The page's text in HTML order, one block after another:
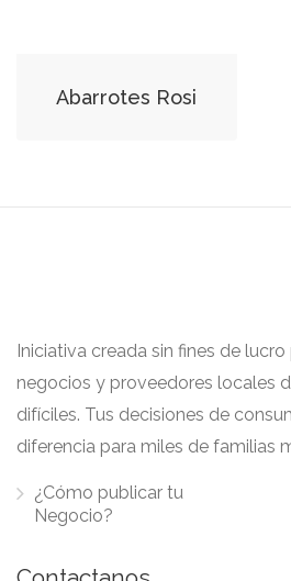
Abarrotes Rosi
Iniciativa creada sin fines de
negocios y proveedores locales
difíciles. Tus decisiones de
diferencia para miles de familias
¿Cómo publicar tu
Negocio?